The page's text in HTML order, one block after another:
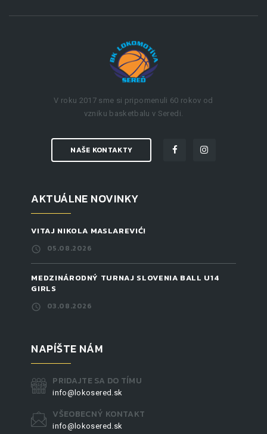
V roku 2017 sme si pripomenuli 60 rokov od
vzniku basketbalu v Seredi.
NAŠE KONTAKTY
AKTUÁLNE NOVINKY
VITAJ NIKOLA MASLAREVIĆ!
05.08.2026
MEDZINÁRODNÝ TURNAJ SLOVENIA BALL U14
GIRLS
03.08.2026
NAPÍŠTE NÁM
PRIDAJTE SA DO TÍMU
info@lokosered.sk
VŠEOBECNÝ KONTAKT
info@lokosered.sk